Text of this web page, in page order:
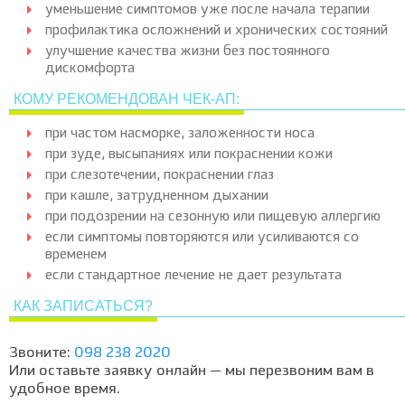
уменьшение симптомов уже после начала терапии
профилактика осложнений и хронических состояний
улучшение качества жизни без постоянного
дискомфорта
КОМУ РЕКОМЕНДОВАН ЧЕК-АП:
при частом насморке, заложенности носа
при зуде, высыпаниях или покраснении кожи
при слезотечении, покраснении глаз
при кашле, затрудненном дыхании
при подозрении на сезонную или пищевую аллергию
если симптомы повторяются или усиливаются со
временем
если стандартное лечение не дает результата
КАК ЗАПИСАТЬСЯ?
Звоните: 098 238 2020
Или оставьте заявку онлайн — мы перезвоним вам в
удобное время.